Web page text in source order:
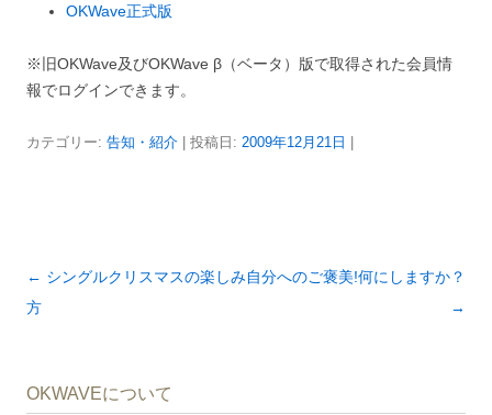
OKWave正式版
※旧OKWave及びOKWave β（ベータ）版で取得された会員情
報でログインできます。
カテゴリー: 告知・紹介 | 投稿日: 2009年12月21日
投
稿
ゲ
← シングルクリスマスの楽しみ
方
自分へのご褒美!何にしますか？
→
OKWAVEについて